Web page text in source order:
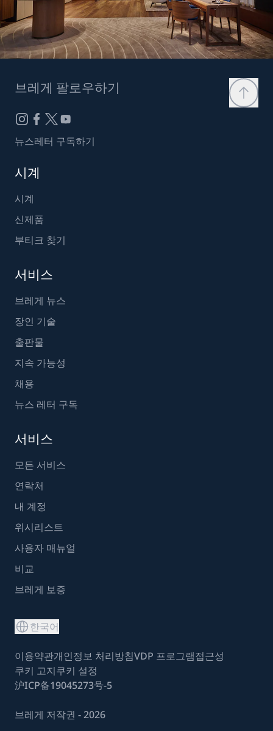
브레게 팔로우하기
뉴스레터 구독하기
시계
시계
신제품
부티크 찾기
서비스
브레게 뉴스
장인 기술
출판물
지속 가능성
채용
뉴스 레터 구독
서비스
모든 서비스
연락처
내 계정
위시리스트
사용자 매뉴얼
비교
브레게 보증
한국어
이용약관개인정보 처리방침VDP 프로그램접근성
쿠키 고지쿠키 설정
沪ICP备19045273号-5
브레게 저작권 - 2026